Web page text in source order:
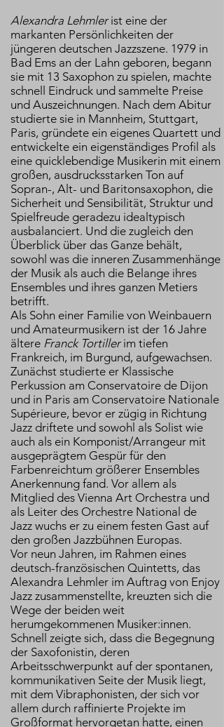
Alexandra Lehmlerist eine der
markanten Persönlichkeiten der
jüngeren deutschen Jazzszene. 1979 in
Bad Ems an der Lahn geboren, begann
sie mit 13 Saxophon zu spielen, machte
schnell Eindruck und sammelte Preise
und Auszeichnungen. Nach dem Abitur
studierte sie in Mannheim, Stuttgart,
Paris, gründete ein eigenes Quartett und
entwickelte ein eigenständiges Profil als
eine quicklebendige Musikerin mit einem
großen, ausdrucksstarken Ton auf
Sopran-, Alt- und Baritonsaxophon, die
Sicherheit und Sensibilität, Struktur und
Spielfreude geradezu idealtypisch
ausbalanciert. Und die zugleich den
Überblick über das Ganze behält,
sowohl was die inneren Zusammenhänge
der Musik als auch die Belange ihres
Ensembles und ihres ganzen Metiers
betrifft.
Als Sohn einer Familie von Weinbauern
und Amateurmusikern ist der 16 Jahre
ältere Franck Tortillerim tiefen
Frankreich, im Burgund, aufgewachsen.
Zunächst studierte er Klassische
Perkussion am Conservatoire de Dijon
und in Paris am Conservatoire Nationale
Supérieure, bevor er zügig in Richtung
Jazz driftete und sowohl als Solist wie
auch als ein Komponist/Arrangeur mit
ausgeprägtem Gespür für den
Farbenreichtum größerer Ensembles
Anerkennung fand. Vor allem als
Mitglied des Vienna Art Orchestra und
als Leiter des Orchestre National de
Jazz wuchs er zu einem festen Gast auf
den großen Jazzbühnen Europas.
Vor neun Jahren, im Rahmen eines
deutsch-französischen Quintetts, das
Alexandra Lehmler im Auftrag von Enjoy
Jazz zusammenstellte, kreuzten sich die
Wege der beiden weit
herumgekommenen Musiker:innen.
Schnell zeigte sich, dass die Begegnung
der Saxofonistin, deren
Arbeitsschwerpunkt auf der spontanen,
kommunikativen Seite der Musik liegt,
mit dem Vibraphonisten, der sich vor
allem durch raffinierte Projekte im
Großformat hervorgetan hatte, einen